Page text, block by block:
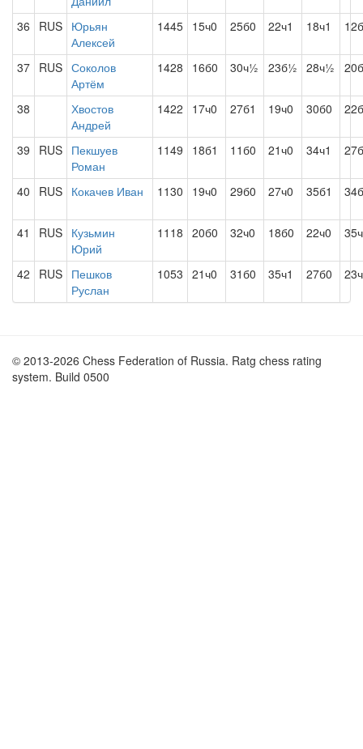
36
RUS Юрьян
Алексей
1445 15ч0 25б0 22ч1 18ч1
37 RUS Соколов
Артём
1428 16б0 30ч½ 23б½ 28ч½
38
Хвостов
Андрей
1422 17ч0 27б1 19ч0 30б0
39 RUS Пекшуев
Роман
1149 18б1 11б0 21ч0 34ч1
40 RUS Кокачев Иван 1130 19ч0 29б0 27ч0 35б1
41 RUS Кузьмин
Юрий
1118 20б0 32ч0 18б0 22ч0
42 RUS Пешков
Руслан
1053 21ч0 31б0 35ч1 27б0
© 2013-2026 Chess Federation of Russia. Ratg chess rating
system. Build 0500